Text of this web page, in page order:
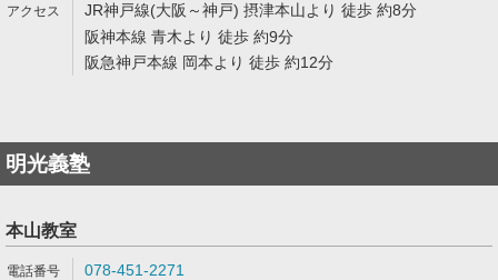
JR神戸線(大阪～神戸) 摂津本山より 徒歩 約8分
阪神本線 青木より 徒歩 約9分
阪急神戸本線 岡本より 徒歩 約12分
明光義塾
本山教室
078-451-2271